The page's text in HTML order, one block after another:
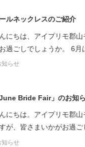
ルネックレスのご紹介
にちは、アイプリモ郡
過ごしでしょうか。 6
知らせ
June Bride Fair」のお知
にちは。アイプリモ郡
が、皆さまいかがお過
知らせ